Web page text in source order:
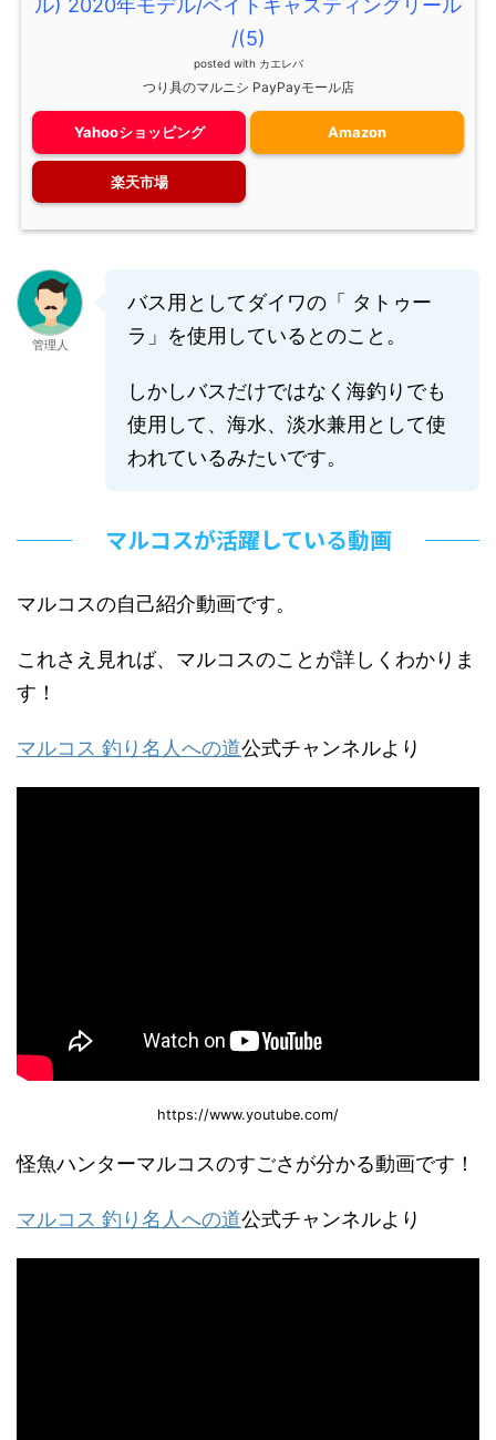
ル) 2020年モデル/ベイトキャスティングリール
/(5)
posted with カエレバ
つり具のマルニシ PayPayモール店
Yahooショッピング Amazon
楽天市場
管理人
バス用としてダイワの「 タトゥー
ラ」を使用しているとのこと。
しかしバスだけではなく海釣りでも
使用して、海水、淡水兼用として使
われているみたいです。
マルコスが活躍している動画
マルコスの自己紹介動画です。
これさえ見れば、マルコスのことが詳しくわかりま
す！
マルコス 釣り名人への道公式チャンネルより
https://www.youtube.com/
怪魚ハンターマルコスのすごさが分かる動画です！
マルコス 釣り名人への道公式チャンネルより